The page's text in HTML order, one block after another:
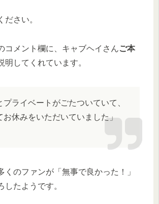
ださい。
コメント欄に、キャブヘイさんご本
明してくれています。
プライベートがごたついていて、
お休みをいただいていました」
くのファンが「無事で良かった！」
したようです。